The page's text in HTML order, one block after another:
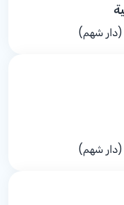
(دار شهم)
(دار شهم)